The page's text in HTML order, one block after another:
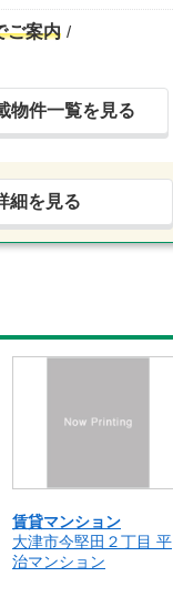
ご案内
物件一覧を見る
細を見る
賃貸マンション
大津市今堅田２丁目 平
治マンション